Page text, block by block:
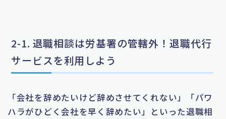
2-1. 退職相談は労基署の管轄外！退職代行
サービスを利用しよう
「会社を辞めたいけど辞めさせてくれない」「パワ
ハラがひどく会社を早く辞めたい」といった退職相